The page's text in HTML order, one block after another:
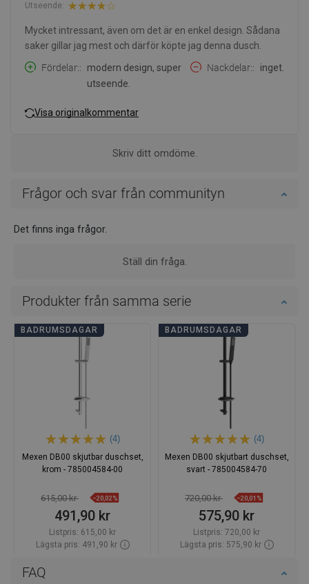
FAQ
Utseende:
Mycket intressant, även om det är en enkel design. Sådana
saker gillar jag mest och därför köpte jag denna dusch.
Fördelar:
modern design, super
utseende.
Nackdelar: inget.
Visa originalkommentar
Skriv ditt omdöme.
Frågor och svar från communityn
Det finns inga frågor.
Ställ din fråga.
Produkter från samma serie
BADRUMSDAGAR
(4)
Mexen DB00 skjutbar duschset,
krom - 785004584-00
615,00 kr −20,02%
491,90 kr
Listpris: 615,00 kr
Lägsta pris: 491,90 kr
BADRUMSDAGAR
(4)
Mexen DB00 skjutbart duschset,
svart - 785004584-70
720,00 kr −20,01%
575,90 kr
Listpris: 720,00 kr
Lägsta pris: 575,90 kr